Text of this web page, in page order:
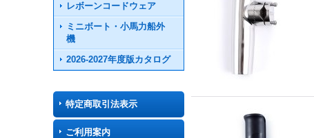
レボーンコードウェア
ミニボート・小馬力船外
機
2026-2027年度版カタログ
特定商取引法表示
ご利用案内